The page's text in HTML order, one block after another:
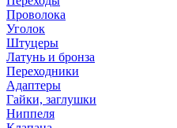
Проволока
Уголок
Штуцеры
Латунь и бронза
Переходники
Адаптеры
Гайки, заглушки
Ниппеля